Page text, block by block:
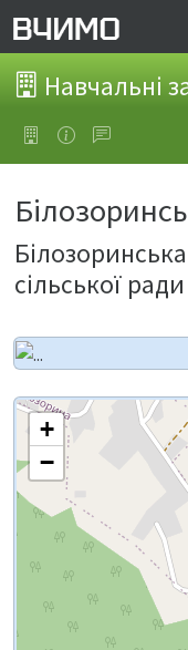
Навчальні
сільської ради
+
−